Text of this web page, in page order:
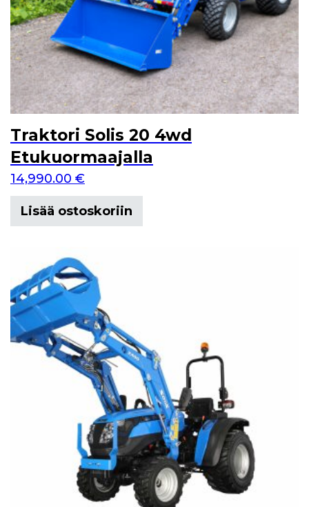
Traktori Solis 20 4wd
Etukuormaajalla
14,990.00 €
Lisää ostoskoriin